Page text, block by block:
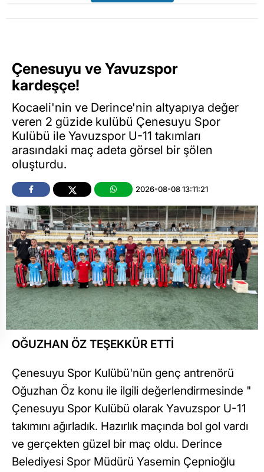
Çenesuyu ve Yavuzspor
kardeşçe!
Kocaeli'nin ve Derince'nin altyapıya değer
veren 2 güzide kulübü Çenesuyu Spor
Kulübü ile Yavuzspor U-11 takımları
arasındaki maç adeta görsel bir şölen
oluşturdu.
2026-08-08 13:11:21
OĞUZHAN ÖZ TEŞEKKÜR ETTİ
Çenesuyu Spor Kulübü'nün genç antrenörü
Oğuzhan Öz konu ile ilgili değerlendirmesinde "
Çenesuyu Spor Kulübü olarak Yavuzspor U-11
takımını ağırladık. Hazırlık maçında bol gol vardı
ve gerçekten güzel bir maç oldu. Derince
Belediyesi Spor Müdürü Yasemin Çepnioğlu